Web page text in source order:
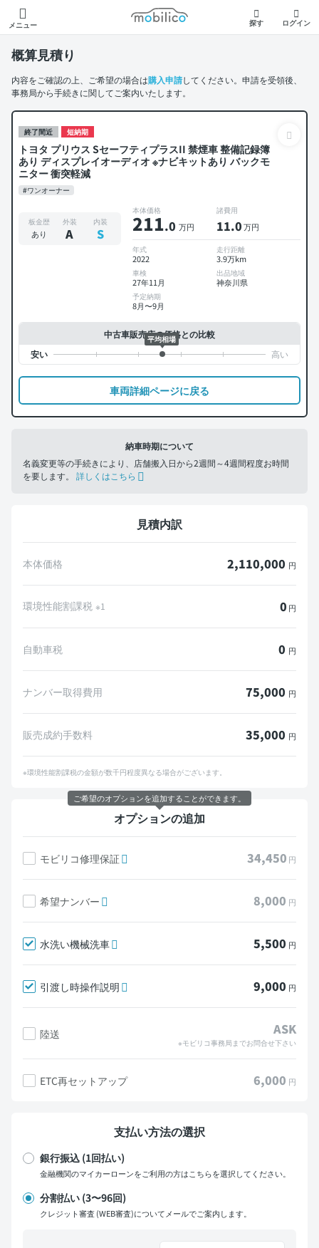
メニュー
モビリコ
探す ログイン
概算見積り
内容をご確認の上、ご希望の場合は購入申請してください。申請を受領後、
事務局から手続きに関してご案内いたします。
終了間近 短納期
トヨタ プリウス SセーフティプラスII 禁煙車 整備記録簿
あり ディスプレイオーディオ ※ナビキットあり バックモ
ニター 衝突軽減
#ワンオーナー
板金歴
あり
外装
A
内装
S
本体価格
211.0 万円
諸費用
11.0万円
年式
2022
走行距離
3.9万km
車検
27年11月
出品地域
神奈川県
予定納期
8月〜9月
中古車販売店の価格との比較
平均相場
車両詳細ページに戻る
納車時期について
名義変更等の手続きにより、店舗搬入日から2週間～4週間程度お時間
を要します。 詳しくはこちら
見積内訳
本体価格 2,110,000 円
環境性能割課税 ※1 0 円
自動車税 0 円
ナンバー取得費用 75,000 円
販売成約手数料 35,000 円
※環境性能割課税の金額が数千円程度異なる場合がございます。
オプションの追加
モビリコ修理保証 34,450 円
希望ナンバー 8,000 円
水洗い機械洗車 5,500 円
引渡し時操作説明 9,000 円
陸送 ASK
※モビリコ事務局までお問合せ下さい
ETC再セットアップ 6,000 円
支払い方法の選択
銀行振込 (1回払い)
金融機関のマイカーローンをご利用の方はこちらを選択してください。
分割払い (3〜96回)
クレジット審査 (WEB審査)についてメールでご案内します。
ご希望のオプションを追加することができます。